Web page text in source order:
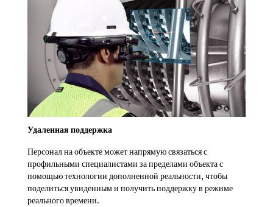
Удаленная поддержка
Персонал на объекте может напрямую связаться с
профильными специалистами за пределами объекта с
помощью технологии дополненной реальности, чтобы
поделиться увиденным и получить поддержку в режиме
реального времени.